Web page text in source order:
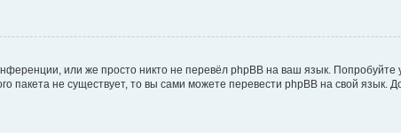
или же просто никто не перевёл phpBB на ваш язык.
пакета не существует, то вы сами можете перевести phpBB на свой